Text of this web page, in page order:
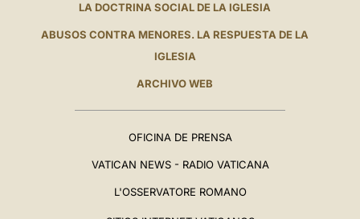
LA DOCTRINA SOCIAL DE LA IGLESIA
ABUSOS CONTRA MENORES. LA RESPUESTA DE LA
IGLESIA
ARCHIVO WEB
OFICINA DE PRENSA
VATICAN NEWS - RADIO VATICANA
L'OSSERVATORE ROMANO